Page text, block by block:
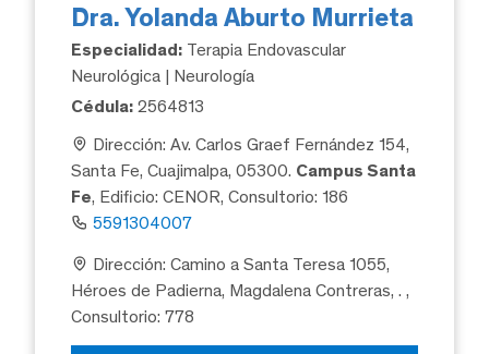
Dra. Yolanda Aburto Murrieta
Especialidad: Terapia Endovascular
Neurológica | Neurología
Cédula: 2564813
Dirección: Av. Carlos Graef Fernández 154,
Santa Fe, Cuajimalpa, 05300. Campus Santa
Fe, Edificio: CENOR, Consultorio: 186
5591304007
Dirección: Camino a Santa Teresa 1055,
Héroes de Padierna, Magdalena Contreras, .,
Consultorio: 778